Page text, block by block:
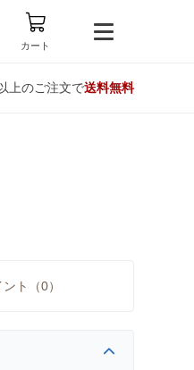
カート
上のご注文で送料無料
ト（0）